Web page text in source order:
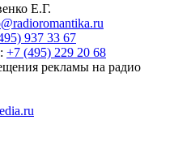
Е.Г.
937 33 67
+7 (495) 229 20 68
рекламы на радио